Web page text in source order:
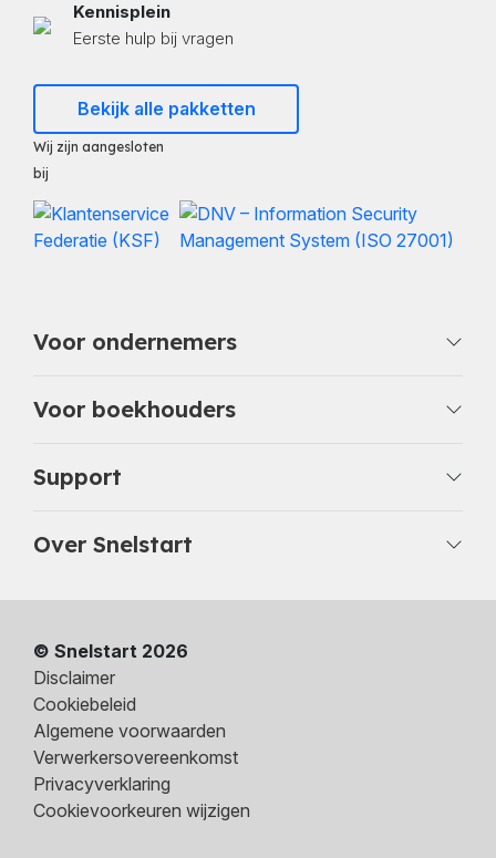
Kennisplein
Eerste hulp bij vragen
Bekijk alle pakketten
Wij zijn aangesloten
bij
Voor ondernemers
Voor boekhouders
Support
Over Snelstart
© Snelstart 2026
Disclaimer
Cookiebeleid
Algemene voorwaarden
Verwerkersovereenkomst
Privacyverklaring
Cookievoorkeuren wijzigen